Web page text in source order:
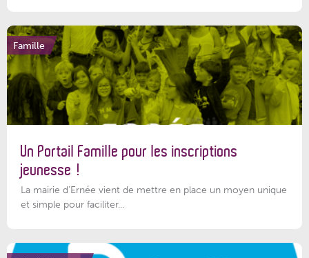
Famille
Un Portail Famille pour les inscriptions
jeunesse !
La mairie d’Ernée vient de mettre en place un moyen unique
et simple pour faciliter...